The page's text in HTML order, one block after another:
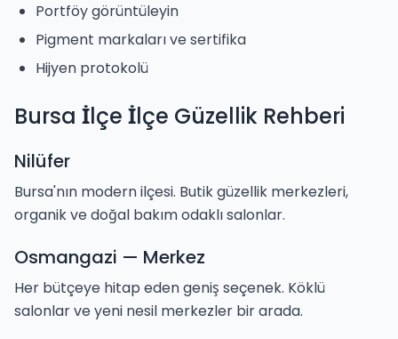
Portföy görüntüleyin
Pigment markaları ve sertifika
Hijyen protokolü
Bursa İlçe İlçe Güzellik Rehberi
Nilüfer
Bursa'nın modern ilçesi. Butik güzellik merkezleri,
organik ve doğal bakım odaklı salonlar.
Osmangazi — Merkez
Her bütçeye hitap eden geniş seçenek. Köklü
salonlar ve yeni nesil merkezler bir arada.